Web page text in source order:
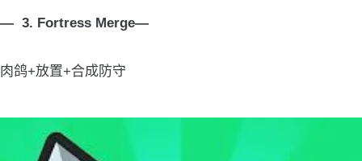
— 3. Fortress Merge—
肉鸽+放置+合成防守